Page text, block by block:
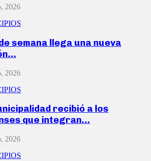
2026
semana llega una nueva
2026
recibió a los
que integran…
2026